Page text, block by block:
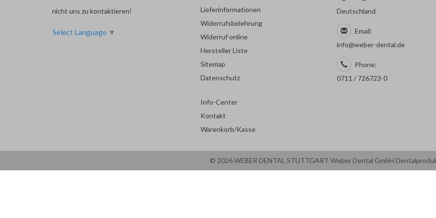
nicht uns zu kontaktieren!
Select Language ▼
Lieferinformationen
Widerrufsbelehrung
Widerruf online
Hersteller Liste
Sitemap
Datenschutz
Info-Center
Kontakt
Warenkorb/Kasse
Deutschland
Email:
info@weber-dental.de
Phone:
0711 / 726723-0
© 2026 WEBER DENTAL STUTTGART Weber Dental GmbH